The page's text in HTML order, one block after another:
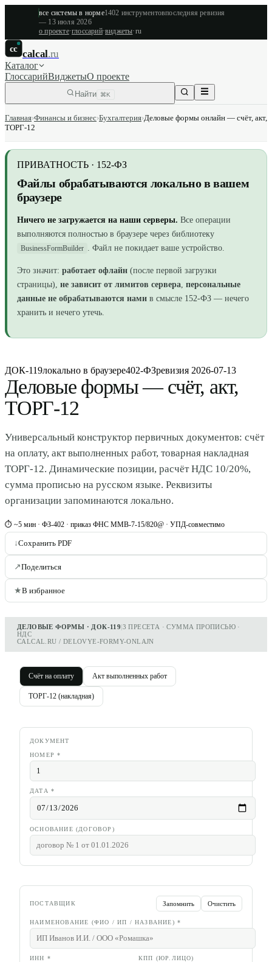
все системы в норме1402 инструментовпоследняя ревизия
— 13 июля 2026
о проекте·глоссарий·виджеты·ru
cc calcal.ru
Каталог
ГлоссарийВиджетыО проекте
Найти ⌘K
Главная›Финансы и бизнес›Бухгалтерия›Деловые формы онлайн — счёт, акт,
ТОРГ-12
ПРИВАТНОСТЬ · 152-ФЗ
Файлы обрабатываются локально в вашем
браузере
Ничего не загружается на наши серверы. Все операции
выполняются полностью в браузере через библиотеку
BusinessFormBuilder . Файл не покидает ваше устройство.
Это значит: работает офлайн (после первой загрузки
страницы), не зависит от лимитов сервера, персональные
данные не обрабатываются нами в смысле 152-ФЗ — нечего
хранить и нечего утечь.
ДОК-119локально в браузере402-ФЗревизия 2026-07-13
Деловые формы — счёт, акт,
ТОРГ-12
Универсальный конструктор первичных документов: счёт
на оплату, акт выполненных работ, товарная накладная
ТОРГ-12. Динамические позиции, расчёт НДС 10/20%,
сумма прописью на русском языке. Реквизиты
организации запоминаются локально.
⏱ ~5 мин · ФЗ-402 · приказ ФНС ММВ-7-15/820@ · УПД-совместимо
↓Сохранить PDF
↗Поделиться
★В избранное
ДЕЛОВЫЕ ФОРМЫ · ДОК-119|3 ПРЕСЕТА · СУММА ПРОПИСЬЮ ·
НДС
CALCAL.RU / DELOVYE-FORMY-ONLAJN
Счёт на оплату Акт выполненных работ
ТОРГ-12 (накладная)
ДОКУМЕНТ
НОМЕР *
ДАТА *
ОСНОВАНИЕ (ДОГОВОР)
ПОСТАВЩИК Запомнить Очистить
НАИМЕНОВАНИЕ (ФИО / ИП / НАЗВАНИЕ) *
ИНН * КПП (ЮР.ЛИЦО)